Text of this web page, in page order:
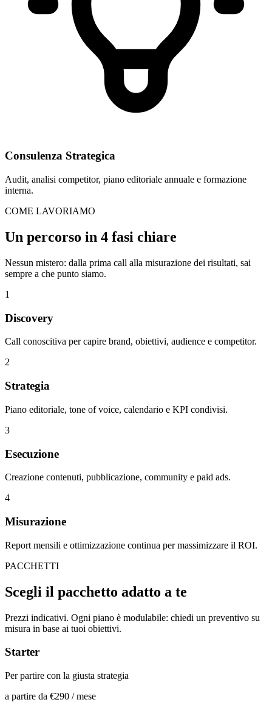
Consulenza Strategica
Audit, analisi competitor, piano editoriale annuale e formazione
interna.
COME LAVORIAMO
Un percorso in 4 fasi chiare
Nessun mistero: dalla prima call alla misurazione dei risultati, sai
sempre a che punto siamo.
1
Discovery
Call conoscitiva per capire brand, obiettivi, audience e competitor.
2
Strategia
Piano editoriale, tone of voice, calendario e KPI condivisi.
3
Esecuzione
Creazione contenuti, pubblicazione, community e paid ads.
4
Misurazione
Report mensili e ottimizzazione continua per massimizzare il ROI.
PACCHETTI
Scegli il pacchetto adatto a te
Prezzi indicativi. Ogni piano è modulabile: chiedi un preventivo su
misura in base ai tuoi obiettivi.
Starter
Per partire con la giusta strategia
a partire da €290 / mese